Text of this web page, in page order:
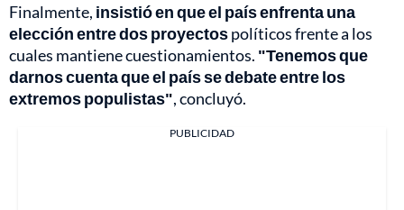
Finalmente, insistió en que el país enfrenta una
elección entre dos proyectospolíticos frente a los
cuales mantiene cuestionamientos. "Tenemos que
darnos cuenta que el país se debate entre los
extremos populistas", concluyó.
PUBLICIDAD